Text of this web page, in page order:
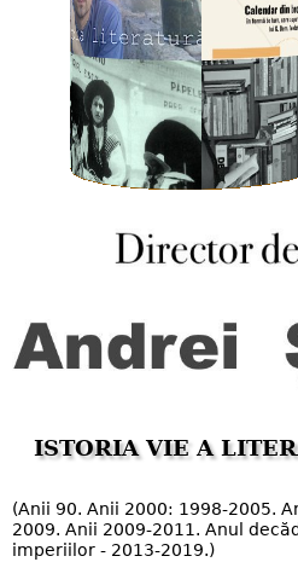
ISTORIA VIE A
(Anii 90. Anii 2000: 1998-2005.
2009. Anii 2009-2011. Anul
imperiilor - 2013-2019.)